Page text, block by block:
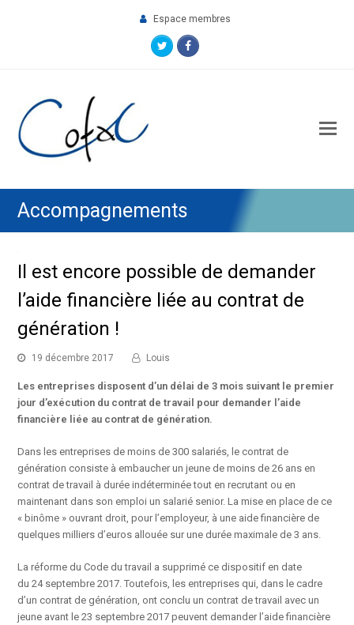
Espace membres
TwitterFacebook
Accompagnements
Il est encore possible de demander
l’aide financière liée au contrat de
génération !
19 décembre 2017 Louis
Les entreprises disposent d’un délai de 3 mois suivant le premier
jour d’exécution du contrat de travail pour demander l’aide
financière liée au contrat de génération.
Dans les entreprises de moins de 300 salariés, le contrat de
génération consiste à embaucher un jeune de moins de 26 ans en
contrat de travail à durée indéterminée tout en recrutant ou en
maintenant dans son emploi un salarié senior. La mise en place de ce
« binôme » ouvrant droit, pour l’employeur, à une aide financière de
quelques milliers d’euros allouée sur une durée maximale de 3 ans.
La réforme du Code du travail a supprimé ce dispositif en date
du 24 septembre 2017. Toutefois, les entreprises qui, dans le cadre
d’un contrat de génération, ont conclu un contrat de travail avec un
jeune avant le 23 septembre 2017 peuvent demander l’aide financière